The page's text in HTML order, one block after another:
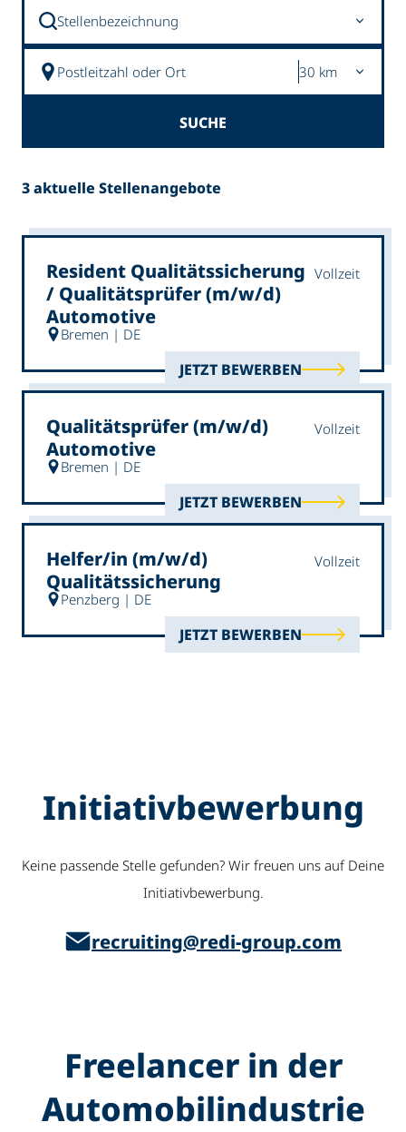
Stellenbezeichnung
Postleitzahl oder Ort
SUCHE
3 aktuelle Stellenangebote
Resident Qualitätssicherung
/ Qualitätsprüfer (m/w/d)
Automotive
Vollzeit
Bremen | DE
JETZT BEWERBEN
Qualitätsprüfer (m/w/d)
Automotive
Vollzeit
Bremen | DE
JETZT BEWERBEN
Helfer/in (m/w/d)
Qualitätssicherung
Vollzeit
Penzberg | DE
JETZT BEWERBEN
Initiativ­bewerbung
Keine passende Stelle gefunden? Wir freuen uns auf Deine
Initiativbewerbung.
recruiting@redi-group.com
Freelancer in der
Automobil­industrie